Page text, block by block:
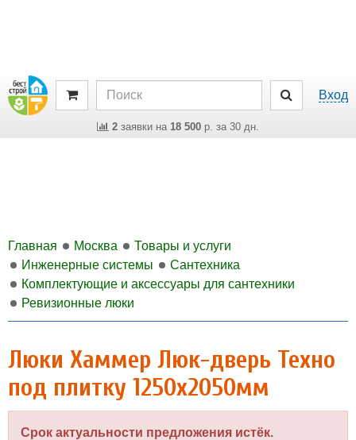
Вход
2 заявки на 18 500 р. за 30 дн.
Главная Москва
Товары и услуги
Инженерные системы
Сантехника
Комплектующие и аксессуары для сантехники
Ревизионные люки
Люки Хаммер Люк-дверь Техно
под плитку 1250x2050мм
Срок актуальности предложения истёк.